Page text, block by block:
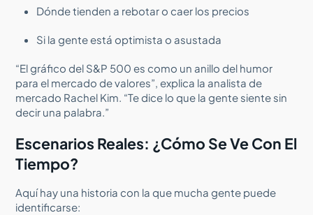
Dónde tienden a rebotar o caer los precios
Si la gente está optimista o asustada
“El gráfico del S&P 500 es como un anillo del humor
para el mercado de valores”, explica la analista de
mercado Rachel Kim. “Te dice lo que la gente siente sin
decir una palabra.”
Escenarios Reales: ¿Cómo Se Ve Con El
Tiempo?
Aquí hay una historia con la que mucha gente puede
identificarse: